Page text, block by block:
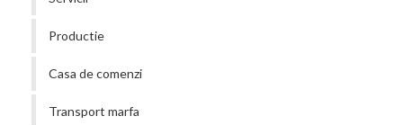
Productie
Casa de comenzi
Transport marfa